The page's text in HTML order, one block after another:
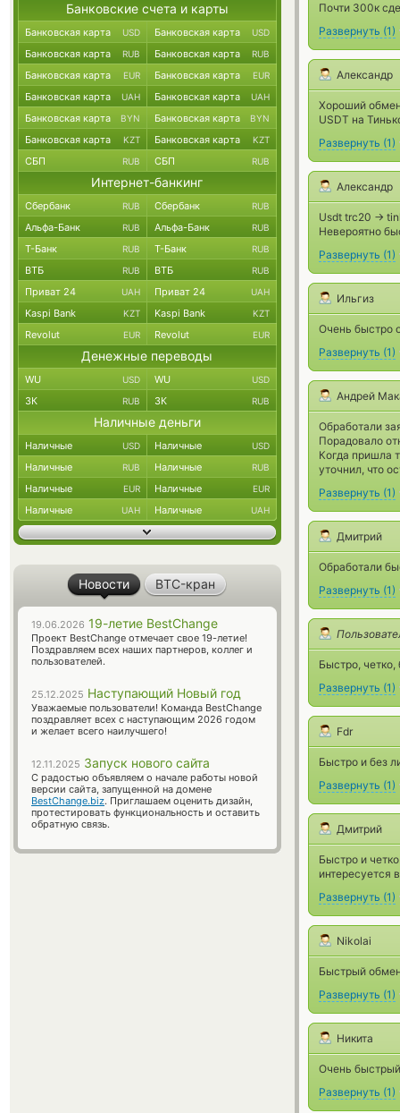
Почти 300к
Развернуть (1)
Александр
Хороший
USDT на
Развернуть (1)
Александр
Usdt trc20 ->
Невероятно
Развернуть (1)
Ильгиз
Очень быстро
Развернуть (1)
Андрей
Обработали
Порадовало
Когда пришла
уточнил, что
Развернуть (1)
Дмитрий
Обработали
Развернуть (1)
Быстро, четко,
Развернуть (1)
Fdr
Быстро и без
Развернуть (1)
Дмитрий
Быстро и
интересуется
Развернуть (1)
Nikolai
Быстрый
Развернуть (1)
Никита
Очень
Развернуть (1)
Банковские счета и карты
Банковская карта USD Банковская карта USD
Банковская карта RUB Банковская карта RUB
Банковская карта EUR Банковская карта EUR
Банковская карта UAH Банковская карта UAH
Банковская карта BYN Банковская карта BYN
Банковская карта KZT Банковская карта KZT
СБП RUB СБП RUB
Интернет-банкинг
Сбербанк RUB Сбербанк RUB
Альфа-Банк RUB Альфа-Банк RUB
Т-Банк RUB Т-Банк RUB
ВТБ RUB ВТБ RUB
Приват 24 UAH Приват 24 UAH
Kaspi Bank KZT Kaspi Bank KZT
Revolut EUR Revolut EUR
Денежные переводы
WU USD WU USD
ЗК RUB ЗК RUB
Наличные деньги
Наличные USD Наличные USD
Наличные RUB Наличные RUB
Наличные EUR Наличные EUR
Наличные UAH Наличные UAH
Новости BTC-кран
19.06.2026 19-летие BestChange
Проект BestChange отмечает свое 19-летие!
Поздравляем всех наших партнеров, коллег и
пользователей.
25.12.2025 Наступающий Новый год
Уважаемые пользователи! Команда BestChange
поздравляет всех с наступающим 2026 годом
и желает всего наилучшего!
12.11.2025 Запуск нового сайта
С радостью объявляем о начале работы новой
версии сайта, запущенной на домене
BestChange.biz. Приглашаем оценить дизайн,
протестировать функциональность и оставить
обратную связь.